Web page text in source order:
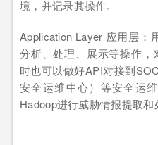
境，并记录其操作。
Application Layer 应用层：
分析、处理、展示等操作，
时也可以做好API对接到
安全运维中心）等安全运
Hadoop进行威胁情报提取和